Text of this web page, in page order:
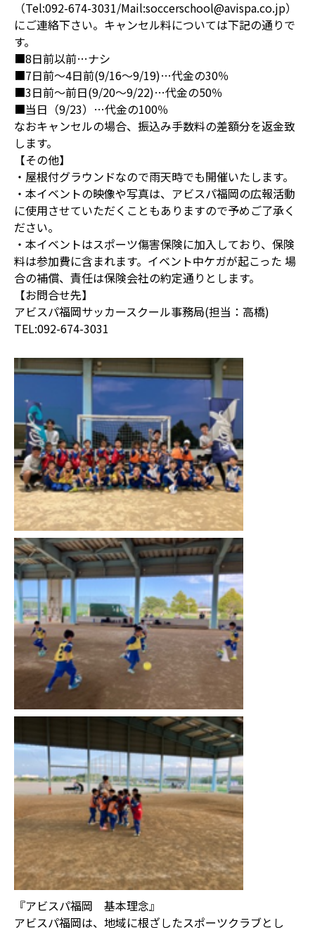
（Tel:092-674-3031/Mail:soccerschool@avispa.co.jp）
にご連絡下さい。キャンセル料については下記の通りで
す。
■8日前以前…ナシ
■7日前～4日前(9/16～9/19)…代金の30％
■3日前～前日(9/20～9/22)…代金の50％
■当日（9/23）…代金の100％
なおキャンセルの場合、振込み手数料の差額分を返金致
します。
【その他】
・屋根付グラウンドなので雨天時でも開催いたします。
・本イベントの映像や写真は、アビスパ福岡の広報活動
に使用させていただくこともありますので予めご了承く
ださい。
・本イベントはスポーツ傷害保険に加入しており、保険
料は参加費に含まれます。イベント中ケガが起こった 場
合の補償、責任は保険会社の約定通りとします。
【お問合せ先】
アビスパ福岡サッカースクール事務局(担当：高橋)
TEL:092-674-3031
『アビスパ福岡 基本理念』
アビスパ福岡は、地域に根ざしたスポーツクラブとし